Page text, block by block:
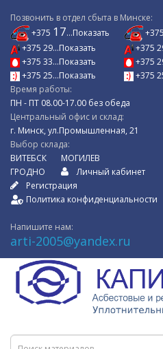
Позвонить в отдел сбыта в Минске:
+375 17...Показать
+375 29...Показать
+375 33...Показать
+375 25...Показать
+375
+375
+375
+375
Время работы:
ПН - ПТ 08.00-17.00 без обеда
Центральный офис и склад:
г. Минск, ул.Промышленная, 21
Выбор склада:
ВИТЕБСК
ГРОДНО
МОГИЛЕВ
Личный кабинет
Регистрация
Политика конфиденциальности
Напишите нам:
arti-2005@yandex.ru